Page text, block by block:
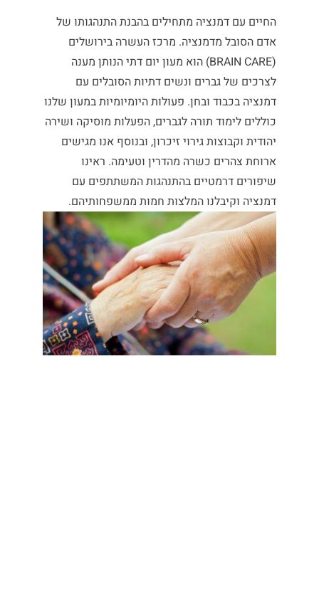
החיים עם דמנציה מתחילים בהבנת התנהגותו של
אדם הסובל מדמנציה. מרכז העשרה בירושלים
(BRAIN CARE)
הוא מעון יום דתי הנותן מענה
לצרכים של גברים ונשים דתיות הסובלים עם
דמנציה בכבוד ובחן. פעולות היומיומיות במעון שלנו
כוללים לימוד תורה לגברים, הפעלות מוסיקה ושירה
יהודית וקבוצות גירוי זיכרון, ובנוסף אנו מגישים
ארוחת צהרים כשרה מהדרין וטעימה. ראינו
שיפורים דרמטיים בהתנהגות המשתתפים עם
דמנציה וקיבלנו המלצות חמות ממשפחותיהם.